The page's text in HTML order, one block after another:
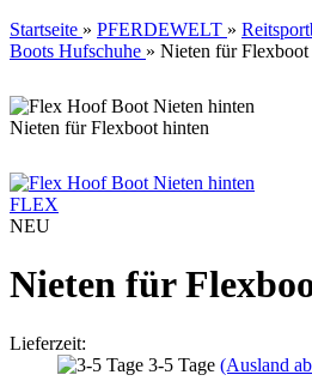
Startseite » PFERDEWELT »
Boots Hufschuhe » Nieten für Flexboot
Nieten für Flexboot hinten
FLEX
NEU
Nieten für
Lieferzeit:
3-5 Tage (Ausland